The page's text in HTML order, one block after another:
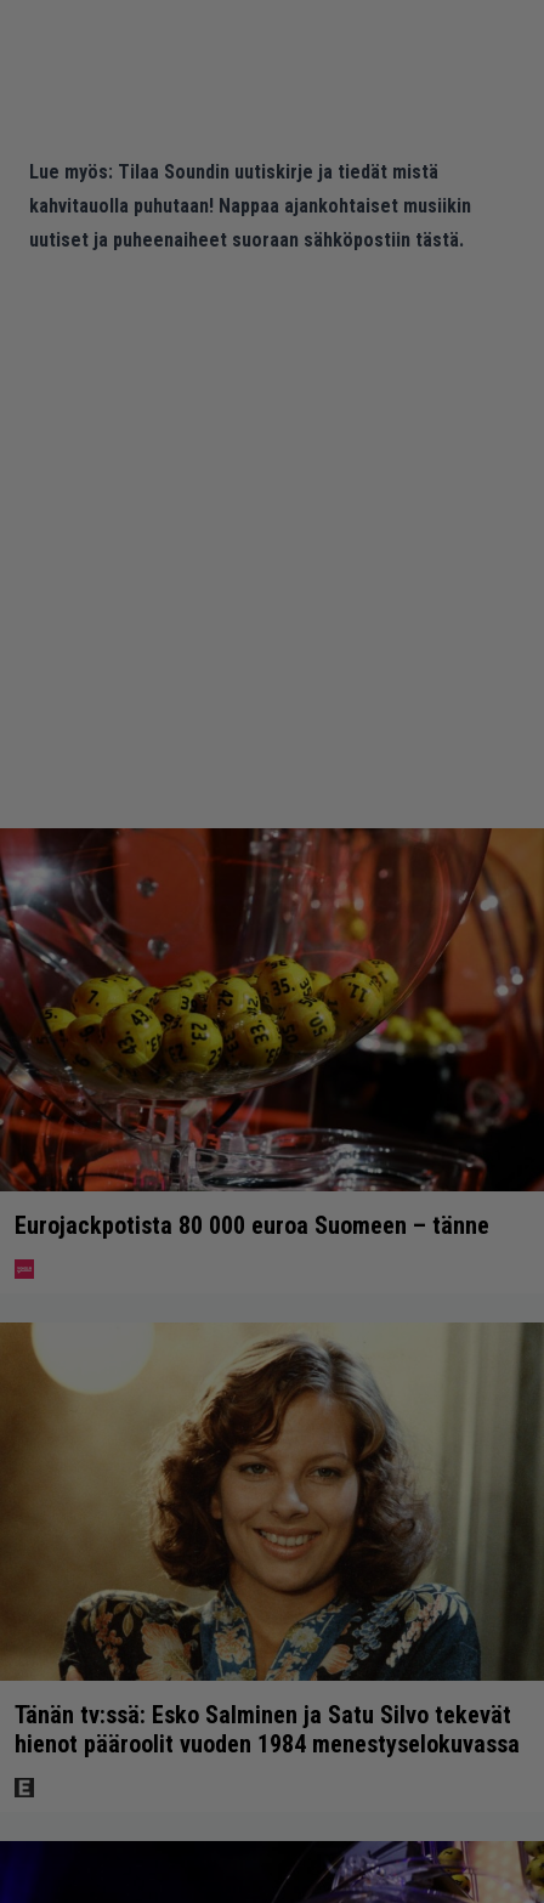
Lue myös: Tilaa Soundin uutiskirje ja tiedät mistä
kahvitauolla puhutaan! Nappaa ajankohtaiset musiikin
uutiset ja puheenaiheet suoraan sähköpostiin tästä.
Eurojackpotista 80 000 euroa Suomeen – tänne
Tänän tv:ssä: Esko Salminen ja Satu Silvo tekevät
hienot pääroolit vuoden 1984 menestyselokuvassa